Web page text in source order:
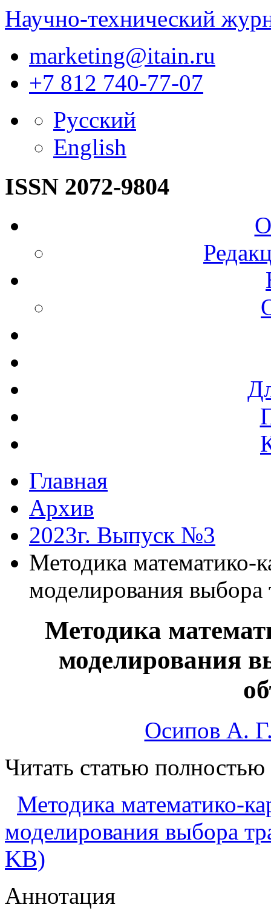
Научно-технический
marketing@itain.ru
+7 812 740-77-07
Русский
English
ISSN 2072-9804
Главная
Архив
2023г. Выпуск №3
Методика математико-
моделирования выбора
Методика
моделирования
Осипов А.
Читать статью полностью
Методика математико-
моделирования выбора
KB)
Аннотация